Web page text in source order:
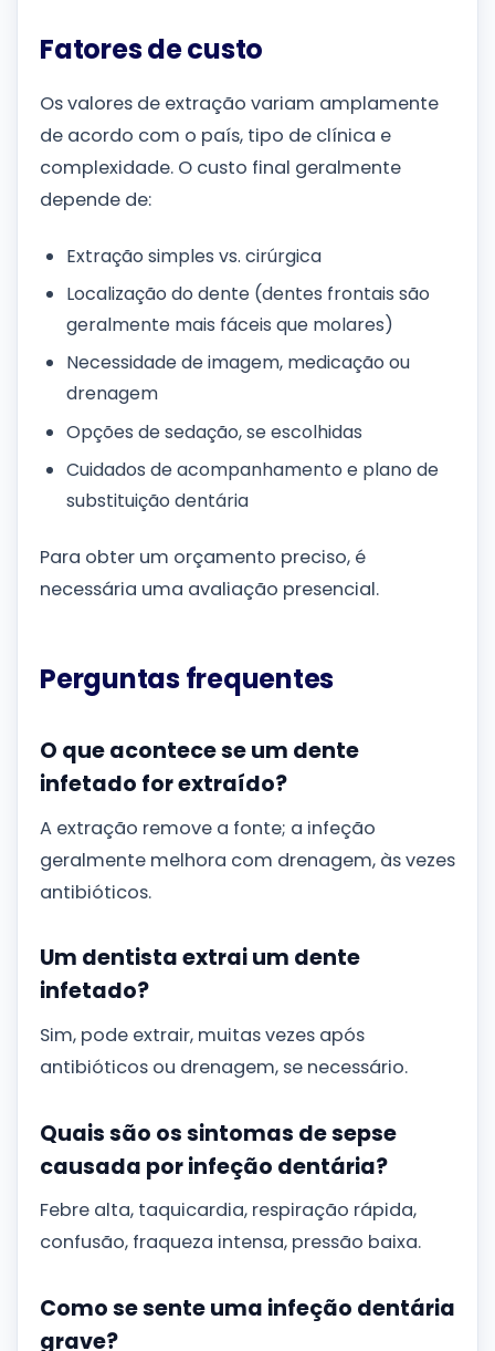
Fatores de custo
Os valores de extração variam amplamente
de acordo com o país, tipo de clínica e
complexidade. O custo final geralmente
depende de:
Extração simples vs. cirúrgica
Localização do dente (dentes frontais são
geralmente mais fáceis que molares)
Necessidade de imagem, medicação ou
drenagem
Opções de sedação, se escolhidas
Cuidados de acompanhamento e plano de
substituição dentária
Para obter um orçamento preciso, é
necessária uma avaliação presencial.
Perguntas frequentes
O que acontece se um dente
infetado for extraído?
A extração remove a fonte; a infeção
geralmente melhora com drenagem, às vezes
antibióticos.
Um dentista extrai um dente
infetado?
Sim, pode extrair, muitas vezes após
antibióticos ou drenagem, se necessário.
Quais são os sintomas de sepse
causada por infeção dentária?
Febre alta, taquicardia, respiração rápida,
confusão, fraqueza intensa, pressão baixa.
Como se sente uma infeção dentária
grave?